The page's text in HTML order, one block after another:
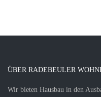
ÜBER RADEBEULER
Wir bieten Hausbau in den